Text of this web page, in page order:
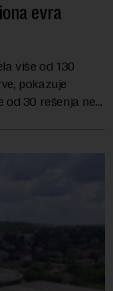
evra
više od 130
pokazuje
od 30 rešenja ne